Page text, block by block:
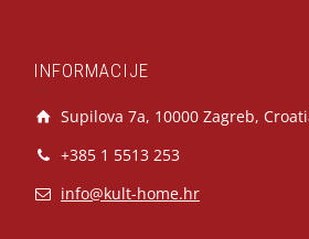
INFORMACIJE
Supilova 7a, 10000 Zagreb,
+385 1 5513 253
info@kult-home.hr